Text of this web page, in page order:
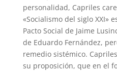
personalidad, Capriles
«Socialismo del siglo XXI»
Pacto Social de Jaime
de Eduardo Fernández,
remedio sistémico.
su proposición, que en el